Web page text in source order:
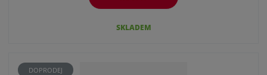
SKLADEM
DOPRODEJ